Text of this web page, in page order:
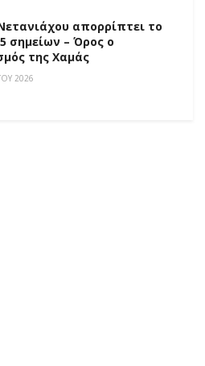
απορρίπτει το
σημείων – Όρος ο
της Χαμάς
2026